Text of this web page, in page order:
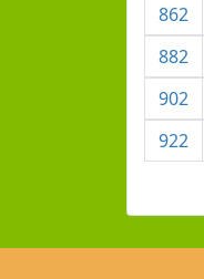
862
882
902
922